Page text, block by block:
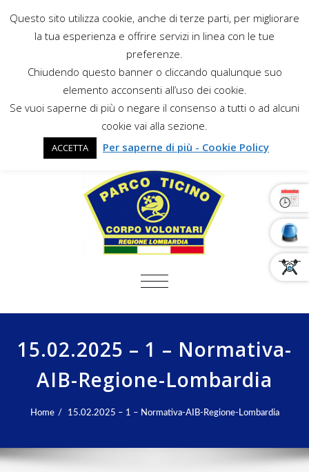
COMMUTA NAVIGAZIONE
15.02.2025 – 1 – Normativa-
AIB-Regione-Lombardia
Home 15.02.2025 – 1 – Normativa-AIB-Regione-Lombardia
Questo sito utilizza cookie, anche di terze parti, per migliorare
la tua esperienza e offrire servizi in linea con le tue
preferenze.
Chiudendo questo banner o cliccando qualunque suo
elemento acconsenti all’uso dei cookie.
Se vuoi saperne di più o negare il consenso a tutti o ad alcuni
cookie vai alla sezione.
ACCETTA Per saperne di più - Cookie Policy